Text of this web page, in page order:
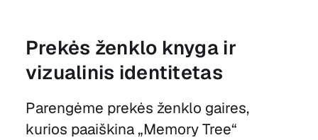
Prekės ženklo knyga ir
vizualinis identitetas
Parengėme prekės ženklo gaires,
kurios paaiškina „Memory Tree“